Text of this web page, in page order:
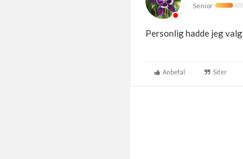
Senior
Personlig hadde jeg
Anbefal Siter